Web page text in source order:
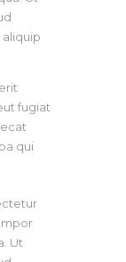
fugiat
qui
Ut